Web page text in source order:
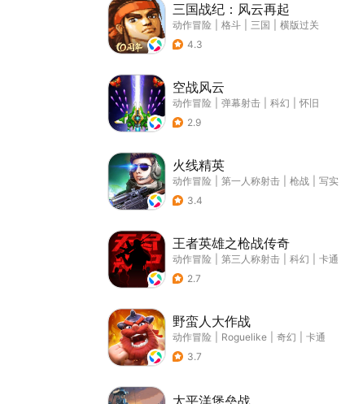
三国战纪：风云再起
动作冒险 格斗 三国
横版过关
4.3
空战风云
动作冒险 弹幕射击 科幻
怀旧
2.9
火线精英
动作冒险 第一人称射击 枪战
写实
3.4
王者英雄之枪战传奇
动作冒险 第三人称射击 科幻
卡通
2.7
野蛮人大作战
动作冒险 Roguelike 奇幻
卡通
3.7
太平洋堡垒战